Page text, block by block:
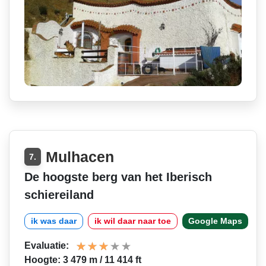
7. Mulhacen
De hoogste berg van het Iberisch
schiereiland
ik was daar ik wil daar naar toe Google Maps
Evaluatie:
Hoogte: 3 479 m / 11 414 ft